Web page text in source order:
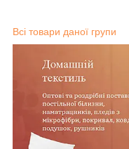
Всі товари даної групи